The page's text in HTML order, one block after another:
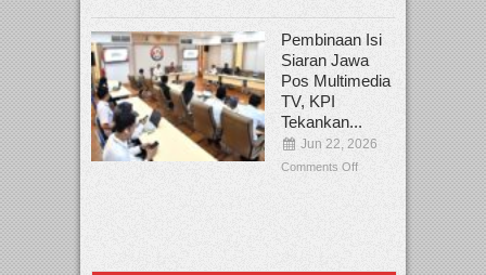
Pembinaan Isi
Siaran Jawa
Pos Multimedia
TV, KPI
Tekankan...
Jun 22, 2026
Comments Off